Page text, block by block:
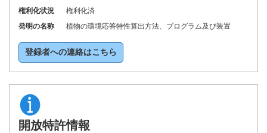
権利化状況
権利化済
発明の名称
植物の環境応答特性算出方法、プログラム及び装置
登録者への連絡はこちら
開放特許情報